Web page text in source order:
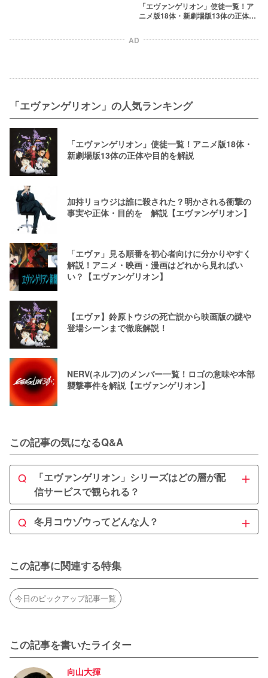
「エヴァンゲリオン」使徒一覧！ア
ニメ版18体・新劇場版13体の正体や
AD
「エヴァンゲリオン」の人気ランキング
「エヴァンゲリオン」使徒一覧！アニメ版18体・
新劇場版13体の正体や目的を解説
加持リョウジは誰に殺された？明かされる衝撃の
事実や正体・目的を゙解説【エヴァンゲリオン】
「エヴァ」見る順番を初心者向けに分かりやすく
解説！アニメ・映画・漫画はどれから見ればい
い？【エヴァンゲリオン】
【エヴァ】鈴原トウジの死亡説から映画版の謎や
登場シーンまで徹底解説！
NERV(ネルフ)のメンバー一覧！ロゴの意味や本部
襲撃事件を解説【エヴァンゲリオン】
この記事の気になるQ&A
Q
「エヴァンゲリオン」シリーズはどの層が配
信サービスで観られる？
＋
A
TVアニメシリーズも映画もどちらもU-NEXTで配信中で
す。
残念ながら本作を無料で観られるサービスはありません
が、U-NEXTなら初回会員登録時にもらえるポイントで
実質無料で観ることが出来ます。
Q 冬月コウゾウってどんな人？ ＋
す。オールバックにした白髪が特徴的です。
アニメ版の声優は清川元夢が担当しており、冬月コウゾウ
のモデルにもなっています。
この記事に関連する特集
今日のピックアップ記事一覧
この記事を書いたライター
向山大揮